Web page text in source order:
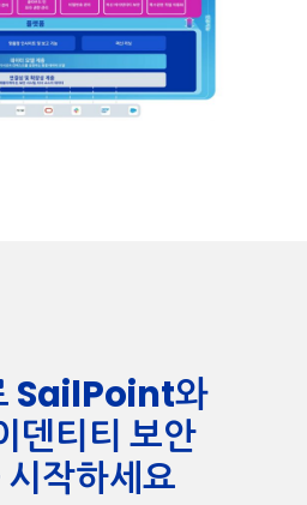
SailPoint와
덴티티 보안
작하세요